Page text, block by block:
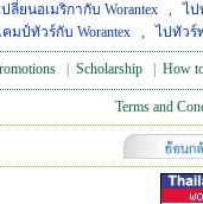
ลี่ยนอเมริกากับ Worantex , ไป
มป์ทัวร์กับ Worantex, ไปทัวร์
Scholarship How
Terms and